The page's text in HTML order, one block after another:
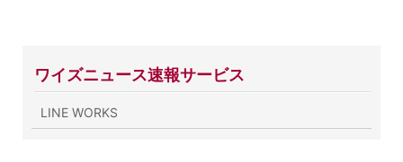
ワイズニュース速報サービス
LINE WORKS